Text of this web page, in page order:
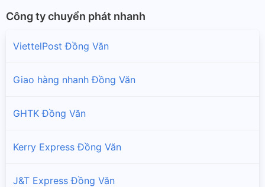
Công ty chuyển phát nhanh
ViettelPost Đồng Văn
Giao hàng nhanh Đồng Văn
GHTK Đồng Văn
Kerry Express Đồng Văn
J&T Express Đồng Văn